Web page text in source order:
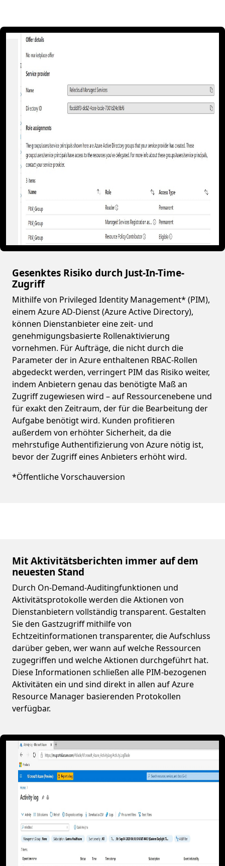
Gesenktes Risiko durch Just-In-Time-
Zugriff
Mithilfe von Privileged Identity Management* (PIM),
einem Azure AD-Dienst (Azure Active Directory),
können Dienstanbieter eine zeit- und
genehmigungsbasierte Rollenaktivierung
vornehmen. Für Aufträge, die nicht durch die
Parameter der in Azure enthaltenen RBAC-Rollen
abgedeckt werden, verringert PIM das Risiko weiter,
indem Anbietern genau das benötigte Maß an
Zugriff zugewiesen wird – auf Ressourcenebene und
für exakt den Zeitraum, der für die Bearbeitung der
Aufgabe benötigt wird. Kunden profitieren
außerdem von erhöhter Sicherheit, da die
mehrstufige Authentifizierung von Azure nötig ist,
bevor der Zugriff eines Anbieters erhöht wird.
*Öffentliche Vorschauversion
Mit Aktivitätsberichten immer auf dem
neuesten Stand
Durch On-Demand-Auditingfunktionen und
Aktivitätsprotokolle werden die Aktionen von
Dienstanbietern vollständig transparent. Gestalten
Sie den Gastzugriff mithilfe von
Echtzeitinformationen transparenter, die Aufschluss
darüber geben, wer wann auf welche Ressourcen
zugegriffen und welche Aktionen durchgeführt hat.
Diese Informationen schließen alle PIM-bezogenen
Aktivitäten ein und sind direkt in allen auf Azure
Resource Manager basierenden Protokollen
verfügbar.